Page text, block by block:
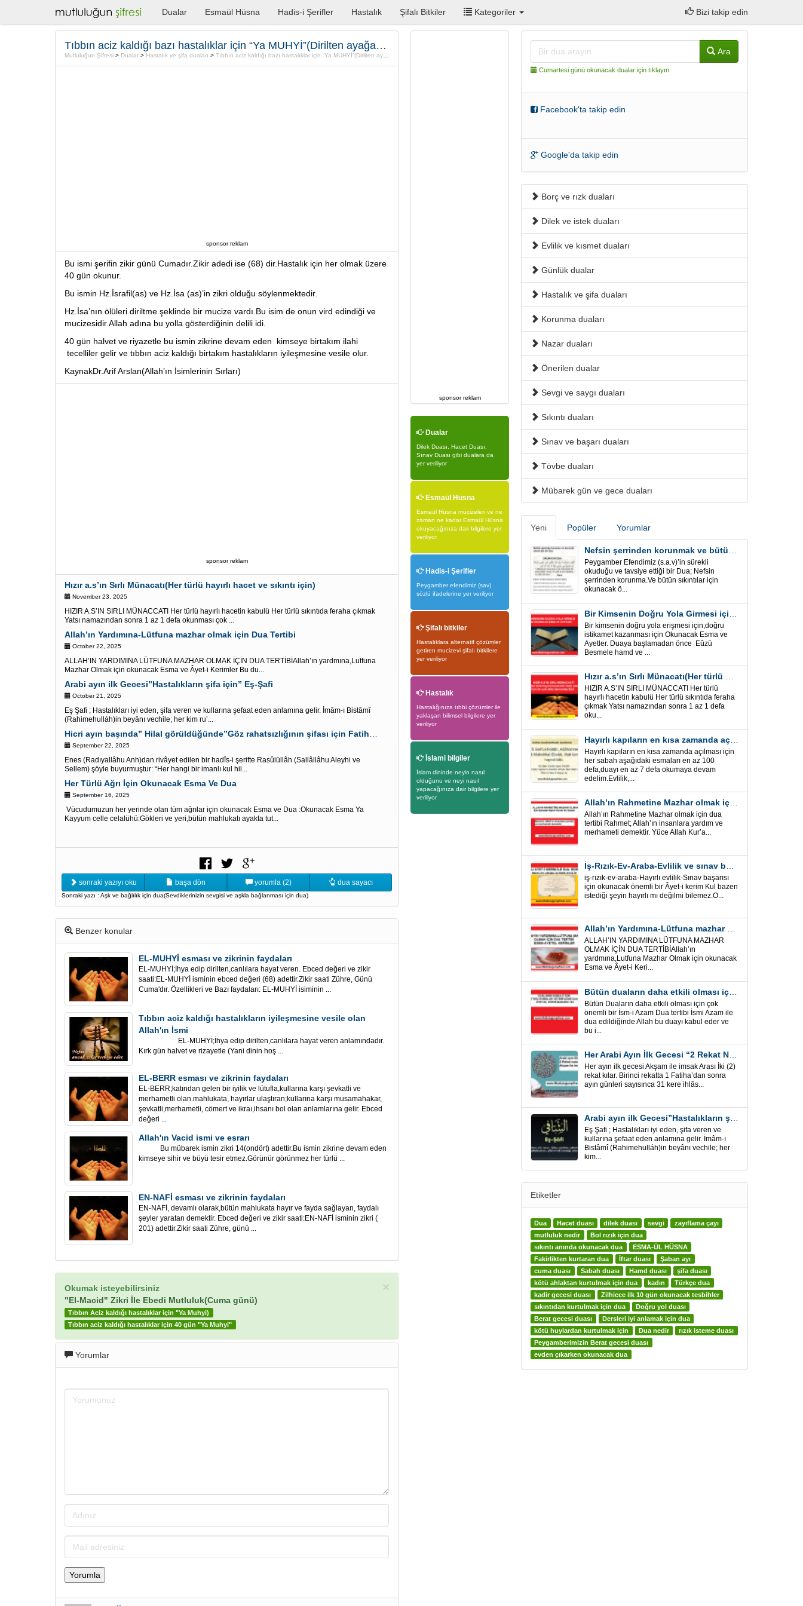
Dualar Esmaül Hüsna Hadis-i Şerifler Hastalık Şifalı Bitkiler Kategoriler Bizi takip edin
Tıbbın aciz kaldığı bazı hastalıklar için “Ya MUHYİ”(Dirilten ayağa kaldıran)
Mutluluğun Şifresi > Dualar > Hastalık ve şifa duaları > Tıbbın aciz kaldığı bazı hastalıklar için “Ya MUHYİ”(Dirilten ayağa kaldıran)
sponsor reklam
Bu ismi şerifin zikir günü Cumadır.Zikir adedi ise (68) dir.Hastalık için her olmak üzere
40 gün okunur.
Bu ismin Hz.İsrafil(as) ve Hz.İsa (as)’in zikri olduğu söylenmektedir.
Hz.İsa’nın ölüleri diriltme şeklinde bir mucize vardı.Bu isim de onun vird edindiği ve
mucizesidir.Allah adına bu yolla gösterdiğinin delili idi.
40 gün halvet ve riyazetle bu ismin zikrine devam eden kimseye birtakım ilahi
tecelliler gelir ve tıbbın aciz kaldığı birtakım hastalıkların iyileşmesine vesile olur.
KaynakDr.Arif Arslan(Allah’ın İsimlerinin Sırları)
sponsor reklam
Hızır a.s’ın Sırlı Münacatı(Her türlü hayırlı hacet ve sıkıntı için)
November 23, 2025
HIZIR A.S’IN SIRLI MÜNACCATI Her türlü hayırlı hacetin kabulü Her türlü sıkıntıda feraha çıkmak
Yatsı namazından sonra 1 az 1 defa okunması çok ...
Allah’ın Yardımına-Lütfuna mazhar olmak için Dua Tertibi
October 22, 2025
ALLAH’IN YARDIMINA LÜTFUNA MAZHAR OLMAK İÇİN DUA TERTİBİAllah’ın yardmına,Lutfuna
Mazhar Olmak için okunacak Esma ve Âyet-i Kerimler Bu du...
Arabi ayın ilk Gecesi”Hastalıkların şifa için” Eş-Şafi
October 21, 2025
Eş Şafi ; Hastalıkları iyi eden, şifa veren ve kullarına şefaat eden anlamına gelir. İmâm-ı Bistâmî
(Rahimehulláh)in beyânı vechile; her kim ru’...
September 22, 2025
Enes (Radıyallâhu Anh)dan rivâyet edilen bir hadîs-i şerifte Rasûlüllâh (Sallâllâhu Aleyhi ve
Sellem) şöyle buyurmuştur: “Her hangi bir imanlı kul hil...
Her Türlü Ağrı İçin Okunacak Esma Ve Dua
September 16, 2025
Vücudumuzun her yerinde olan tüm ağrılar için okunacak Esma ve Dua :Okunacak Esma Ya
Kayyum celle celalühü:Gökleri ve yeri,bütün mahlukatı ayakta tut...
sonraki yazıyı oku başa dön yorumla (2) dua sayacı
Sonraki yazı : Aşk ve bağlılık için dua(Sevdiklerinizin sevgisi ve aşkla bağlanması için dua)
Benzer konular
EL-MUHYİ esması ve zikrinin faydaları
EL-MUHYİ;İhya edip dirilten,canlılara hayat veren. Ebced değeri ve zikir
saati:EL-MUHYİ isminin ebced değeri (68) adettir.Zikir saati Zühre, Günü
Cuma'dır. Özellikleri ve Bazı faydaları: EL-MUHYİ isiminin ...
Tıbbın aciz kaldığı hastalıkların iyileşmesine vesile olan
Allah'ın İsmi
EL-MUHYİ;İhya edip dirilten,canlılara hayat veren anlamındadır.
Kırk gün halvet ve rizayetle (Yani dinin hoş ...
EL-BERR esması ve zikrinin faydaları
EL-BERR;katından gelen bir iyilik ve lütufla,kullarına karşı şevkatli ve
merhametli olan.mahlukata, hayırlar ulaştıran;kullarına karşı musamahakar,
şevkatli,merhametli, cömert ve ikraı,ihsanı bol olan anlamlarına gelir. Ebced
değeri ...
Allah'ın Vacid ismi ve esrarı
Bu mübarek ismin zikri 14(ondört) adettir.Bu ismin zikrine devam eden
kimseye sihir ve büyü tesir etmez.Görünür görünmez her türlü ...
EN-NAFİ esması ve zikrinin faydaları
EN-NAFİ, devamlı olarak,bütün mahlukata hayır ve fayda sağlayan, faydalı
şeyler yaratan demektir. Ebced değeri ve zikir saati:EN-NAFİ isminin zikri (
201) adettir.Zikir saati Zühre, günü ...
×
Okumak isteyebilirsiniz
"El-Macid" Zikri İle Ebedi Mutluluk(Cuma günü)
Tıbbın Aciz kaldığı hastalıklar için "Ya Muhyi)
Tıbbın aciz kaldığı hastalıklar için 40 gün "Ya Muhyi"
Yorumlar
sponsor reklam
Dualar
Dilek Duası, Hacet Duası,
Sınav Duası gibi dualara da
yer veriliyor
Esmaül Hüsna
Esmaül Hüsna mücizeleri ve ne
zaman ne kadar Esmaül Hüsna
okuyacağınıza dair bilgilere yer
veriliyor
Hadis-i Şerifler
Peygamber efendimiz (sav)
sözlü ifadelerine yer veriliyor
Şifalı bitkiler
Hastalıklara alternatif çözümler
getiren mucizevi şifalı bitkilere
yer veriliyor
Hastalık
Hastalığınıza tıbbi çözümler ile
yaklaşan bilimsel bilgilere yer
veriliyor
İslami bilgiler
İslam dininde neyin nasıl
olduğunu ve neyi nasıl
yapacağınıza dair bilgilere yer
veriliyor
Ara
Cumartesi günü okunacak dualar için tıklayın
Facebook'ta takip edin
Google'da takip edin
Borç ve rızk duaları
Dilek ve istek duaları
Evlilik ve kısmet duaları
Günlük dualar
Hastalık ve şifa duaları
Korunma duaları
Nazar duaları
Önerilen dualar
Sevgi ve saygı duaları
Sıkıntı duaları
Sınav ve başarı duaları
Tövbe duaları
Mübarek gün ve gece duaları
Yeni Popüler Yorumlar
Peygamber Efendimiz (s.a.v)’in sürekli
okuduğu ve tavsiye ettiği bir Dua; Nefsin
şerrinden korunma.Ve bütün sıkıntılar için
okunacak ö...
Bir kimsenin doğru yola erişmesi için,doğru
istikamet kazanması için Okunacak Esma ve
Ayetler. Duaya başlamadan önce Eûzü
Besmele hamd ve ...
HIZIR A.S’IN SIRLI MÜNACCATI Her türlü
hayırlı hacetin kabulü Her türlü sıkıntıda feraha
çıkmak Yatsı namazından sonra 1 az 1 defa
oku...
Hayırlı kapıların en kısa zamanda açılması için Esmalar ve Dua
Hayırlı kapıların en kısa zamanda açılması için
her sabah aşağıdaki esmaları en az 100
defa,duayı en az 7 defa okumaya devam
edelim.Evlilik,...
Allah’ın Rahmetine Mazhar olmak için ” Esmalar-Ayet ve Dualar”
Allah’ın Rahmetine Mazhar olmak için dua
tertibi Rahmet; Allah’ın insanlara yardım ve
merhameti demektir. Yüce Allah Kur’a...
iş-rızık-ev-araba-Hayırlı evlilik-Sınav başarısı
için okunacak önemli bir Âyet-i kerim Kul bazen
istediği şeyin hayırlı mı değilmi bilemez.O...
ALLAH’IN YARDIMINA LÜTFUNA MAZHAR
OLMAK İÇİN DUA TERTİBİAllah’ın
yardmına,Lutfuna Mazhar Olmak için okunacak
Esma ve Âyet-i Keri...
Bütün duaların daha etkili olması için önemli bir İsm-i Azam Dua Tertibi
Bütün Duaların daha etkili olması için çok
önemli bir İsm-i Azam Dua tertibi İsmi Azam ile
dua edildiğinde Allah bu duayı kabul eder ve
bu i...
Her Arabi Ayın İlk Gecesi “2 Rekat Namaz” O Ay tüm belalardan kurtuluş
Her ayın ilk gecesi Akşam ile imsak Arası İki (2)
rekat kılar. Birinci rekatta 1 Fatiha’dan sonra
ayın günleri sayısınca 31 kere ihlâs...
Arabi ayın ilk Gecesi”Hastalıkların şifa için” Eş-Şafi
Eş Şafi ; Hastalıkları iyi eden, şifa veren ve
kullarına şefaat eden anlamına gelir. İmâm-ı
Bistâmî (Rahimehulláh)in beyânı vechile; her
kim...
Etiketler
Dua Hacet duası dilek duası sevgi
zayıflama çayı
mutluluk nedir
Bol rızık için dua
sıkıntı anında okunacak dua
ESMA-ÜL HÜSNA
Fakirlikten kurtaran dua
İftar duası
Şaban ayı
cuma duası
Sabah duası Hamd duası
şifa duası
kötü ahlaktan kurtulmak için dua
kadın
Türkçe dua
kadir gecesi duası
Zilhicce ilk 10 gün okunacak tesbihler
sıkıntıdan kurtulmak için dua
Doğru yol duası
Berat gecesi duası
Dersleri iyi anlamak için dua
kötü huylardan kurtulmak için
Dua nedir
rızık isteme duası
Peygamberimizin Berat gecesi duası
evden çıkarken okunacak dua